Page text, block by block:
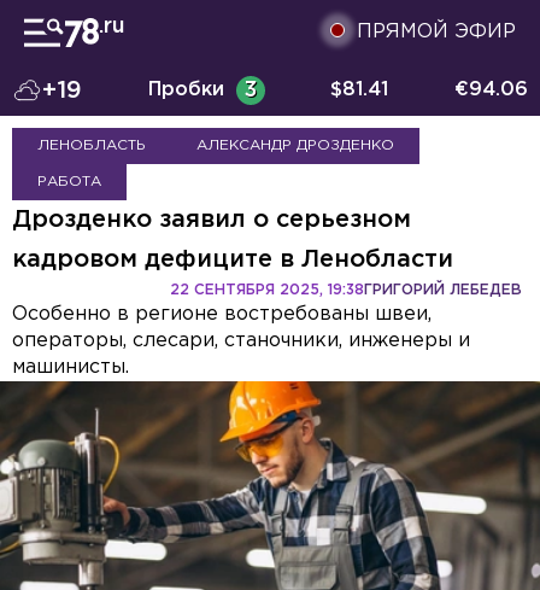
ПРЯМОЙ ЭФИР
+19 Пробки 3 $81.41 €94.06
ЛЕНОБЛАСТЬ АЛЕКСАНДР ДРОЗДЕНКО
РАБОТА
Дрозденко заявил о серьезном
кадровом дефиците в Ленобласти
ГРИГОРИЙ ЛЕБЕДЕВ
22 СЕНТЯБРЯ 2025, 19:38
Особенно в регионе востребованы швеи,
операторы, слесари, станочники, инженеры и
машинисты.